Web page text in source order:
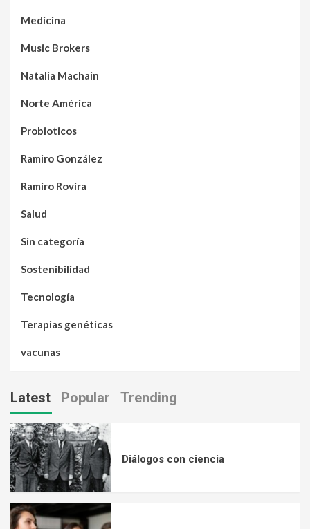
Medicina
Music Brokers
Natalia Machain
Norte América
Probioticos
Ramiro González
Ramiro Rovira
Salud
Sin categoría
Sostenibilidad
Tecnología
Terapias genéticas
vacunas
Latest Popular Trending
Diálogos con ciencia